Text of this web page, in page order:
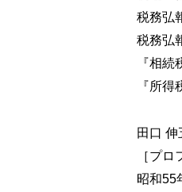
4-6 寄
4-7 障
4-8 寡
4-9 配
4-10
5 税額
5-2 課
5-3 課
税務弘
税務弘
『相
『所
田口 伸
［プロ
昭和55